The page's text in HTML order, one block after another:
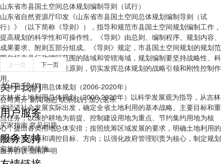
山东省市县国土空间总体规划编制导则（试行）
山东省自然资源厅印发《山东省市县国土空间总体规划编制导则（试
行）》（以下简称《导则》），指导和规范市县国土空间规划编制工作，
提高规划的科学性和可操作性。《导则》由总则、编制程序、规划内容、
成果要求、附则五部分组成。《导则》规定，市县国土空间规划的规划范
围包括市县行政辖区范围的陆域和管辖海域，规划编制要坚持战略性、科
学性、协调性、操作性原则，切实发挥总体规划的战略引领和刚性控制作
用。
吉林省土地利用总体规划（2006-2020年）
吉林省土地利用总体规划（2006-2020年）以科学发展观为指导，从吉林
省经济社会发展实际出发，确定全省土地利用的基本战略、主要目标和重
点任务；以保护耕地为前提、控制建设用地为重点、节约集约用地为核
心，提出各类用地总体安排；按照统筹区域发展的要求，明确土地利用的
区域发展战略和调控目标、方向；以强化政府管理职责为核心，制定规划
实施的保障措施。
上一页 下一页
关于我们
公司简介 新闻动态 联系我们 加入茗禾
用户服务
买家指南 常见问题
服务支持
服务协议 隐私声明